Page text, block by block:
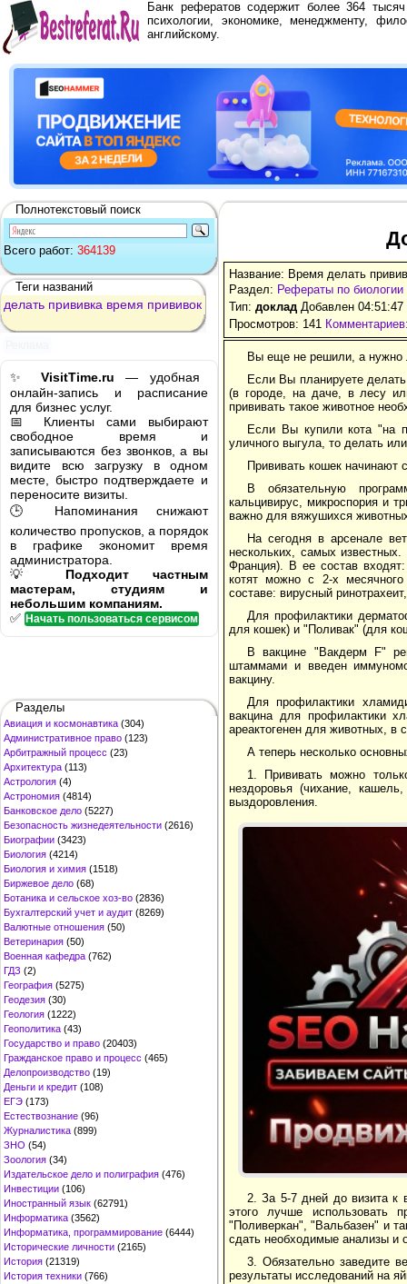
Банк рефератов содержит более 364
психологии, экономике, менеджменту,
английскому.
Полнотекстовый поиск
Всего работ: 364139
Теги названий
делать прививка время прививок
✨ VisitTime.ru — удобная
онлайн-запись и расписание
для бизнес услуг.
📅 Клиенты сами выбирают
свободное время и
записываются без звонков, а вы
видите всю загрузку в одном
месте, быстро подтверждаете и
переносите визиты.
🕒 Напоминания снижают
количество пропусков, а порядок
в графике экономит время
администратора.
💡 Подходит частным
мастерам, студиям и
небольшим компаниям.
✅ Начать пользоваться сервисом
Разделы
Авиация и космонавтика (304)
Административное право (123)
Арбитражный процесс (23)
Архитектура (113)
Астрология (4)
Астрономия (4814)
Банковское дело (5227)
Безопасность жизнедеятельности (2616)
Биографии (3423)
Биология (4214)
Биология и химия (1518)
Биржевое дело (68)
Ботаника и сельское хоз-во (2836)
Бухгалтерский учет и аудит (8269)
Валютные отношения (50)
Ветеринария (50)
Военная кафедра (762)
ГДЗ (2)
География (5275)
Геодезия (30)
Геология (1222)
Геополитика (43)
Государство и право (20403)
Гражданское право и процесс (465)
Делопроизводство (19)
Деньги и кредит (108)
ЕГЭ (173)
Естествознание (96)
Журналистика (899)
ЗНО (54)
Зоология (34)
Издательское дело и полиграфия (476)
Инвестиции (106)
Иностранный язык (62791)
Информатика (3562)
Информатика, программирование (6444)
Исторические личности (2165)
История (21319)
История техники (766)
Название: Время делать
Раздел: Рефераты по биологии
Тип: доклад Добавлен
Просмотров: 141
Вы еще не решили, а нужно
Если Вы планируете
(в городе, на даче, в лесу
прививать такое животное
Если Вы купили кота "на
уличного выгула, то делать
Прививать кошек начинают
В обязательную
кальцивирус, микроспория и
важно для вяжушихся
На сегодня в арсенале
нескольких, самых
Франция). В ее состав входят:
котят можно с 2-х
составе: вирусный
Для профилактики
для кошек) и "Поливак" (для
В вакцине "Вакдерм F"
штаммами и введен
вакцину.
Для профилактики
вакцина для профилактики
ареактогенен для животных, в
А теперь несколько
1. Прививать можно
нездоровья (чихание,
выздоровления.
2. За 5-7 дней до визита к
этого лучше использовать
"Поливеркан", "Вальбазен" и
сдать необходимые анализы и
3. Обязательно заведите
результаты исследований на